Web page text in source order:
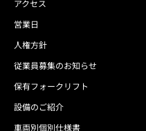
アクセス
営業日
人権方針
従業員募集のお知らせ
保有フォークリフト
設備のご紹介
車両別個別仕様書